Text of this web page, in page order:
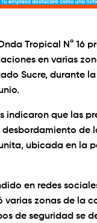
Tropical N° 16
en varias
Sucre, durante
indicaron que las
desbordamiento de
ubicada en la
en redes
varias zonas de la
de seguridad se